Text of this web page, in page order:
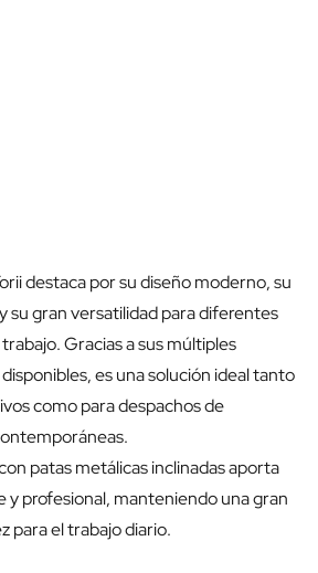
destaca por su diseño moderno, su
su gran versatilidad para diferentes
Gracias a sus múltiples
es una solución ideal tanto
como para despachos de
patas metálicas inclinadas aporta
y profesional, manteniendo una gran
para el trabajo diario.